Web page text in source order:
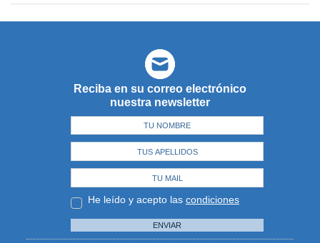
Reciba en su correo electrónico
nuestra newsletter
He leído y acepto las condiciones
ENVIAR